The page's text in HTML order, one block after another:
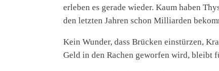
erleben es gerade wieder. Kaum haben
den letzten Jahren schon Milliarden
Kein Wunder, dass Brücken einstürzen,
Geld in den Rachen geworfen wird, bleibt